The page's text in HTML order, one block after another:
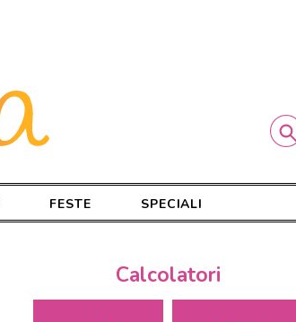
FESTE SPECIALI
Calcolatori